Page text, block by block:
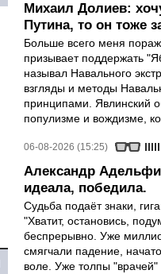
Михаил Долиев:
Путина, то он тоже
Больше всего меня
призывает поддержать
называл Навального
взгляды и методы
принципами. Явлинский
популизме и вождизме,
06-08-2026 (15:25)
Александр
идеала, победила.
Судьба подаёт знаки,
"Хватит, остановись,
беспрерывно. Уже
смягчали падение,
воле. Уже толпы